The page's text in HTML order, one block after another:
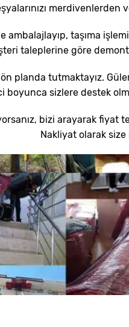
ambalajlayıp, taşıma
taleplerine göre
planda tutmaktayız.
boyunca sizlere destek
bizi arayarak fiyat
Nakliyat olarak size